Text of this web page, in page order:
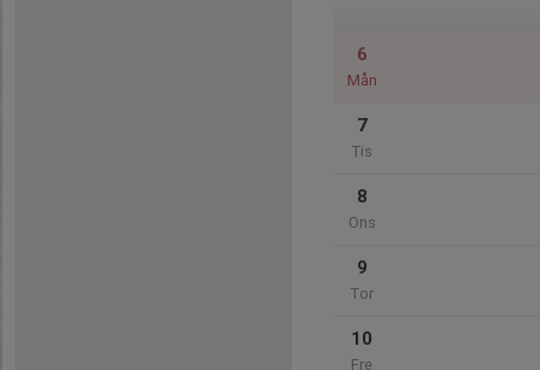
6
Mån
7
Tis
8
Ons
9
Tor
10
Fre